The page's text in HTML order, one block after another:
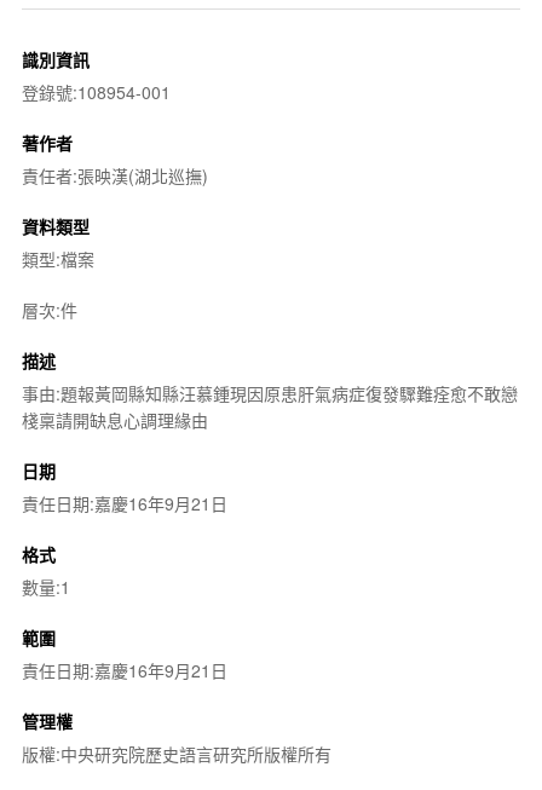
識別資訊
登錄號:108954-001
著作者
責任者:張映漢(湖北巡撫)
資料類型
類型:檔案
層次:件
描述
事由:題報黃岡縣知縣汪慕鍾現因原患肝氣病症復發驟難痊愈不敢戀
棧稟請開缺息心調理緣由
日期
責任日期:嘉慶16年9月21日
格式
數量:1
範圍
責任日期:嘉慶16年9月21日
管理權
版權:中央研究院歷史語言研究所版權所有